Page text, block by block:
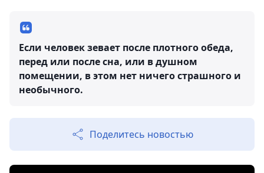
Если человек зевает после плотного обеда,
перед или после сна, или в душном
помещении, в этом нет ничего страшного и
необычного.
Поделитесь новостью